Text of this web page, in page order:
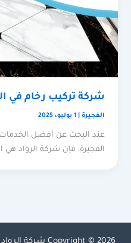
شركة تركيب رخام في
الفجيرة |1 يوليو، 2025
عند البحث عن أفضل
الفجيرة، فإن شركة الرواد هي